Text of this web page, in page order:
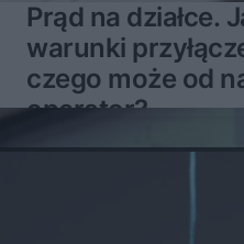
Prąd na działce.
warunki
czego może od
operator?